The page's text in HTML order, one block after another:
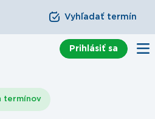
Vyhľadať termín
Prihlásiť sa
termínov